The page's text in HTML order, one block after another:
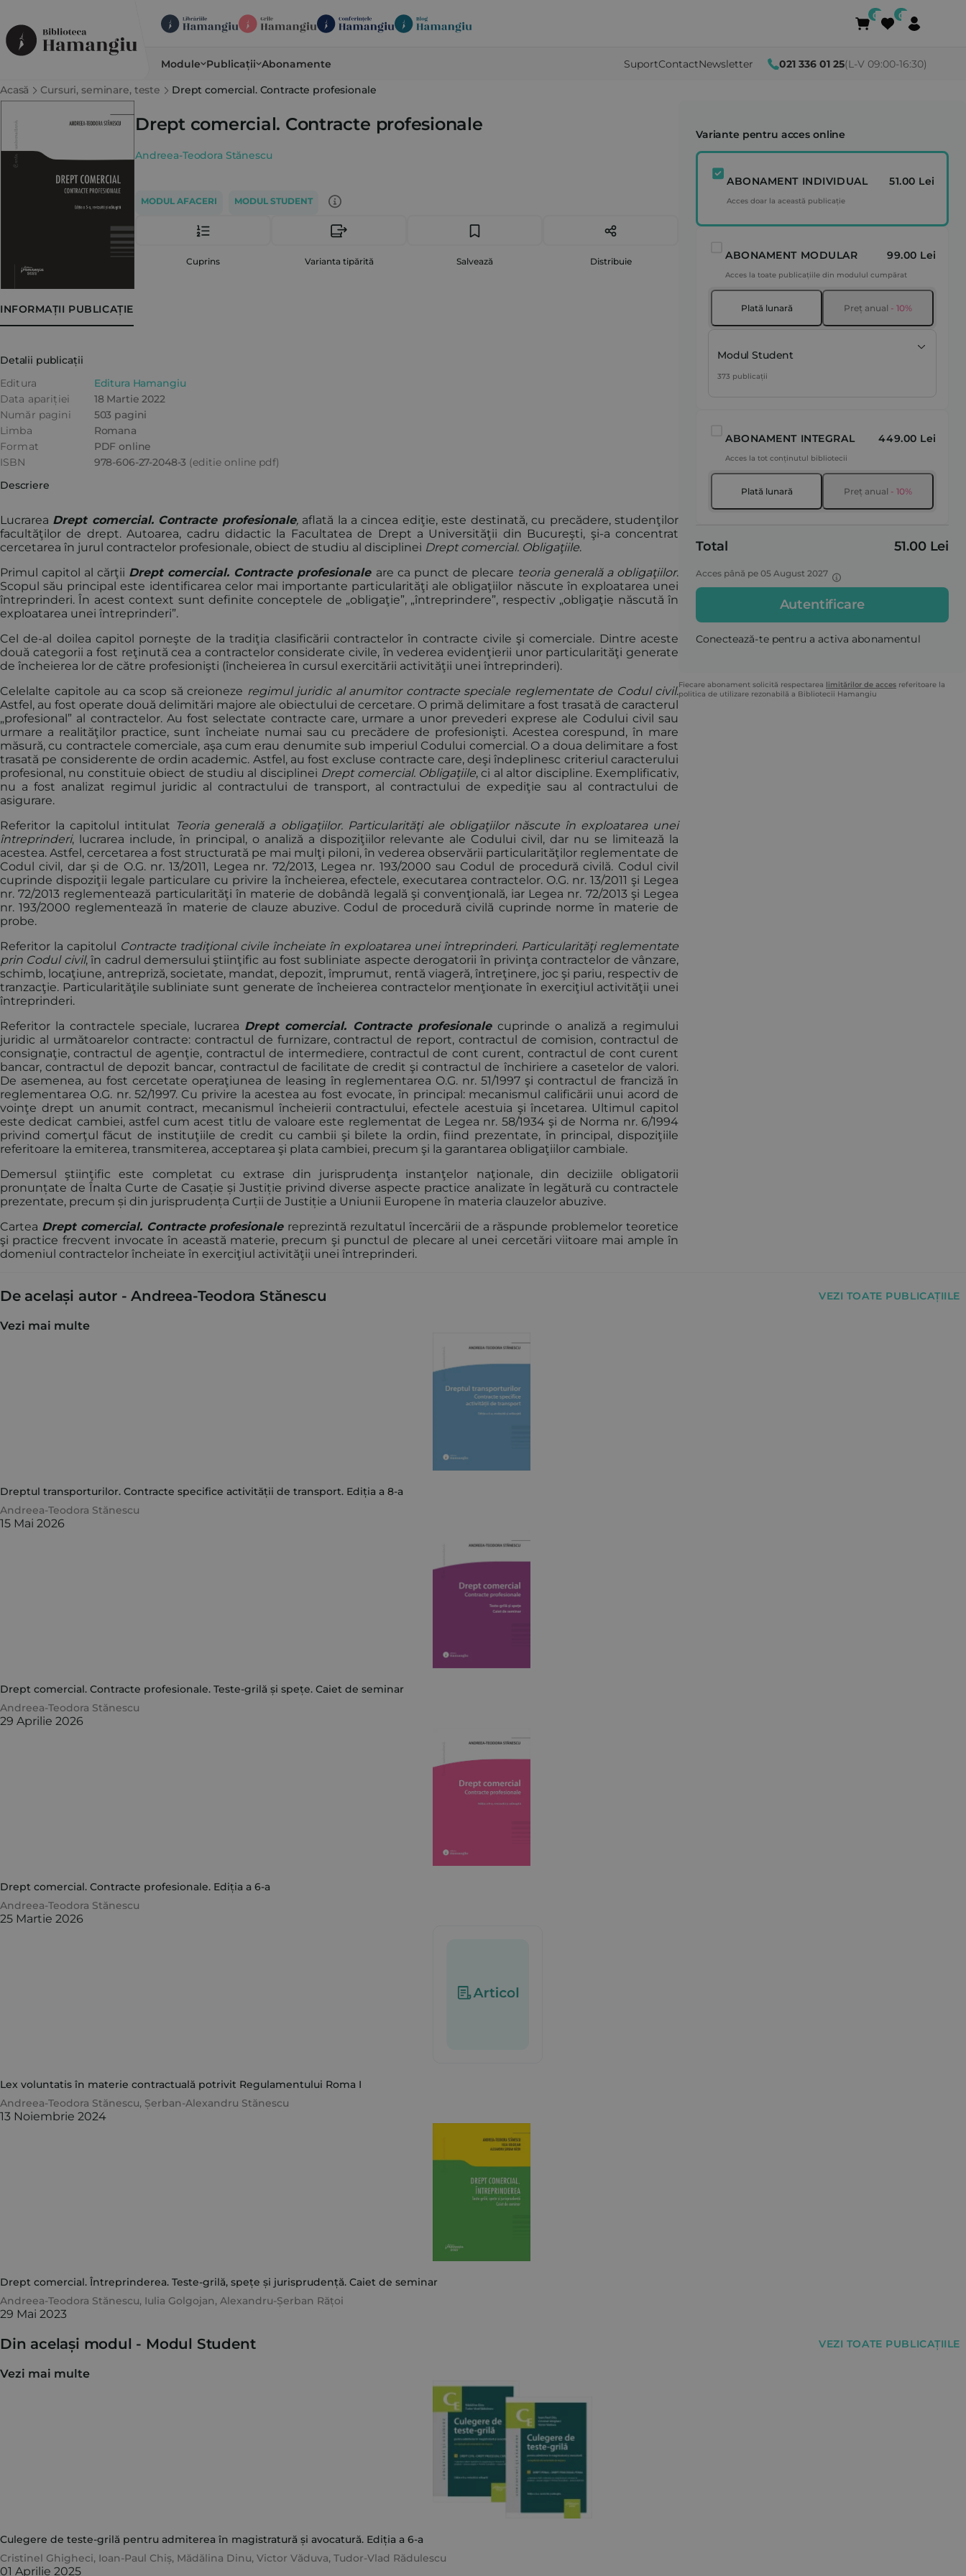
Module Publicații Abonamente SuportContactNewsletter 021 336 01 25(L-V 09:00-16:30)
Acasă Cursuri, seminare, teste Drept comercial. Contracte profesionale
Drept comercial. Contracte profesionale
Andreea-Teodora Stănescu
MODUL AFACERI MODUL STUDENT
Cuprins Varianta tipărită Salvează Distribuie
INFORMAȚII PUBLICAȚIE
Detalii publicații
Editura
Editura Hamangiu
Data apariției
18 Martie 2022
Număr pagini
503 pagini
Limba
Romana
Format
PDF online
ISBN
978-606-27-2048-3 (editie online pdf)
Descriere
Lucrarea Drept comercial. Contracte profesionale,aflată la a cincea ediţie, este destinată, cu precădere, studenţilor
facultăţilor de drept. Autoarea, cadru didactic la Facultatea de Drept a Universităţii din Bucureşti, şi-a concentrat
cercetarea în jurul contractelor profesionale, obiect de studiu al disciplinei Drept comercial. Obligaţiile.
Primul capitol al cărţii Drept comercial. Contracte profesionale are ca punct de plecare teoria generală a obligaţiilor.
Scopul său principal este identificarea celor mai importante particularităţi ale obligaţiilor născute în exploatarea unei
întreprinderi. În acest context sunt definite conceptele de „obligaţie”, „întreprindere”, respectiv „obligaţie născută în
exploatarea unei întreprinderi”.
Cel de-al doilea capitol porneşte de la tradiţia clasificării contractelor în contracte civile şi comerciale. Dintre aceste
două categorii a fost reţinută cea a contractelor considerate civile, în vederea evidenţierii unor particularităţi generate
de încheierea lor de către profesionişti (încheierea în cursul exercitării activităţii unei întreprinderi).
Celelalte capitole au ca scop să creioneze regimul juridic al anumitor contracte speciale reglementate de Codul civil.
Astfel, au fost operate două delimitări majore ale obiectului de cercetare. O primă delimitare a fost trasată de caracterul
„profesional” al contractelor. Au fost selectate contracte care, urmare a unor prevederi exprese ale Codului civil sau
urmare a realităţilor practice, sunt încheiate numai sau cu precădere de profesionişti. Acestea corespund, în mare
măsură, cu contractele comerciale, aşa cum erau denumite sub imperiul Codului comercial. O a doua delimitare a fost
trasată pe considerente de ordin academic. Astfel, au fost excluse contracte care, deşi îndeplinesc criteriul caracterului
profesional, nu constituie obiect de studiu al disciplinei Drept comercial. Obligaţiile, ci al altor discipline. Exemplificativ,
nu a fost analizat regimul juridic al contractului de transport, al contractului de expediţie sau al contractului de
asigurare.
Referitor la capitolul intitulat Teoria generală a obligaţiilor. Particularităţi ale obligaţiilor născute în exploatarea unei
întreprinderi, lucrarea include, în principal, o analiză a dispoziţiilor relevante ale Codului civil, dar nu se limitează la
acestea. Astfel, cercetarea a fost structurată pe mai mulţi piloni, în vederea observării particularităţilor reglementate de
Codul civil, dar şi de O.G. nr. 13/2011, Legea nr. 72/2013, Legea nr. 193/2000 sau Codul de procedură civilă. Codul civil
cuprinde dispoziţii legale particulare cu privire la încheierea, efectele, executarea contractelor. O.G. nr. 13/2011 şi Legea
nr. 72/2013 reglementează particularităţi în materie de dobândă legală şi convenţională, iar Legea nr. 72/2013 şi Legea
nr. 193/2000 reglementează în materie de clauze abuzive. Codul de procedură civilă cuprinde norme în materie de
probe.
Referitor la capitolul Contracte tradiţional civile încheiate în exploatarea unei întreprinderi. Particularităţi reglementate
prin Codul civil, în cadrul demersului ştiinţific au fost subliniate aspecte derogatorii în privinţa contractelor de vânzare,
schimb, locaţiune, antrepriză, societate, mandat, depozit, împrumut, rentă viageră, întreţinere, joc şi pariu, respectiv de
tranzacţie. Particularităţile subliniate sunt generate de încheierea contractelor menţionate în exerciţiul activităţii unei
întreprinderi.
Referitor la contractele speciale, lucrarea Drept comercial. Contracte profesionale cuprinde o analiză a regimului
juridic al următoarelor contracte: contractul de furnizare, contractul de report, contractul de comision, contractul de
consignaţie, contractul de agenţie, contractul de intermediere, contractul de cont curent, contractul de cont curent
bancar, contractul de depozit bancar, contractul de facilitate de credit şi contractul de închiriere a casetelor de valori.
De asemenea, au fost cercetate operaţiunea de leasing în reglementarea O.G. nr. 51/1997 şi contractul de franciză în
reglementarea O.G. nr. 52/1997. Cu privire la acestea au fost evocate, în principal: mecanismul calificării unui acord de
voinţe drept un anumit contract, mecanismul încheierii contractului, efectele acestuia şi încetarea. Ultimul capitol
este dedicat cambiei, astfel cum acest titlu de valoare este reglementat de Legea nr. 58/1934 şi de Norma nr. 6/1994
privind comerţul făcut de instituţiile de credit cu cambii şi bilete la ordin, fiind prezentate, în principal, dispoziţiile
referitoare la emiterea, transmiterea, acceptarea şi plata cambiei, precum şi la garantarea obligaţiilor cambiale.
Demersul ştiinţific este completat cu extrase din jurisprudenţa instanţelor naţionale, din deciziile obligatorii
pronunțate de Înalta Curte de Casație și Justiție privind diverse aspecte practice analizate în legătură cu contractele
prezentate, precum și din jurisprudența Curții de Justiție a Uniunii Europene în materia clauzelor abuzive.
Cartea Drept comercial. Contracte profesionale reprezintă rezultatul încercării de a răspunde problemelor teoretice
şi practice frecvent invocate în această materie, precum şi punctul de plecare al unei cercetări viitoare mai ample în
domeniul contractelor încheiate în exerciţiul activităţii unei întreprinderi.
Variante pentru acces online
ABONAMENT INDIVIDUAL 51.00 Lei
Acces doar la această publicație
ABONAMENT MODULAR 99.00 Lei
Acces la toate publicațiile din modulul cumpărat
Plată lunară Preț anual - 10%
Modul Student
373 publicații
ABONAMENT INTEGRAL 449.00 Lei
Acces la tot conținutul bibliotecii
Plată lunară Preț anual - 10%
Total 51.00 Lei
Acces până pe 05 August 2027
Autentificare
Conectează-te pentru a activa abonamentul
Fiecare abonament solicită respectarea limitărilor de acces referitoare la
politica de utilizare rezonabilă a Bibliotecii Hamangiu
De același autor - Andreea-Teodora Stănescu VEZI TOATE PUBLICAȚIILE
Vezi mai multe
Dreptul transporturilor. Contracte specifice activității de transport. Ediția a 8-a
Andreea-Teodora Stănescu
15 Mai 2026
Drept comercial. Contracte profesionale. Teste-grilă și spețe. Caiet de seminar
Andreea-Teodora Stănescu
29 Aprilie 2026
Drept comercial. Contracte profesionale. Ediția a 6-a
Andreea-Teodora Stănescu
25 Martie 2026
Lex voluntatis în materie contractuală potrivit Regulamentului Roma I
Andreea-Teodora Stănescu, Șerban-Alexandru Stănescu
13 Noiembrie 2024
Drept comercial. Întreprinderea. Teste-grilă, spețe și jurisprudență. Caiet de seminar
Andreea-Teodora Stănescu, Iulia Golgojan, Alexandru-Șerban Rățoi
29 Mai 2023
Din același modul - Modul Student VEZI TOATE PUBLICAȚIILE
Vezi mai multe
Culegere de teste-grilă pentru admiterea în magistratură și avocatură. Ediția a 6-a
Cristinel Ghigheci, Ioan-Paul Chiș, Mădălina Dinu, Victor Văduva, Tudor-Vlad Rădulescu
01 Aprilie 2025